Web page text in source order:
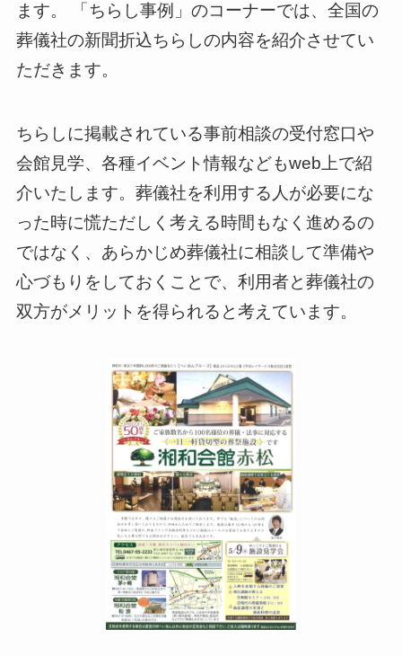
ます。 「ちらし事例」のコーナーでは、全国の
葬儀社の新聞折込ちらしの内容を紹介させてい
ただきます。
ちらしに掲載されている事前相談の受付窓口や
会館見学、各種イベント情報などもweb上で紹
介いたします。葬儀社を利用する人が必要にな
った時に慌ただしく考える時間もなく進めるの
ではなく、あらかじめ葬儀社に相談して準備や
心づもりをしておくことで、利用者と葬儀社の
双方がメリットを得られると考えています。